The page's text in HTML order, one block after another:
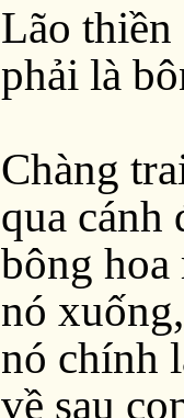
Lão
phải là
Chàng
qua cánh
bông hoa
nó
nó chính
về sau